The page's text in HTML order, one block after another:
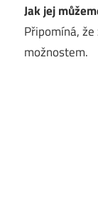
Jak jej
Připomíná,
možnostem.